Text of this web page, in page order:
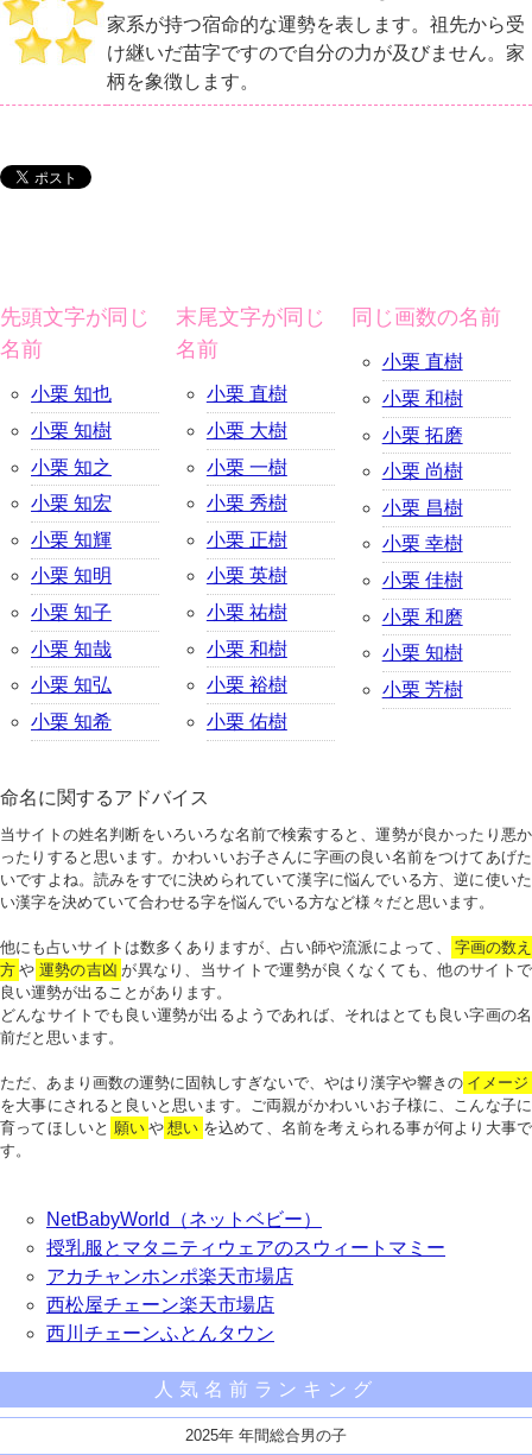
家系が持つ宿命的な運勢を表します。祖先から受
け継いだ苗字ですので自分の力が及びません。家
柄を象徴します。
先頭文字が同じ
名前
小栗 知也
小栗 知樹
小栗 知之
小栗 知宏
小栗 知輝
小栗 知明
小栗 知子
小栗 知哉
小栗 知弘
小栗 知希
末尾文字が同じ
名前
小栗 直樹
小栗 大樹
小栗 一樹
小栗 秀樹
小栗 正樹
小栗 英樹
小栗 祐樹
小栗 和樹
小栗 裕樹
小栗 佑樹
同じ画数の名前
小栗 直樹
小栗 和樹
小栗 拓磨
小栗 尚樹
小栗 昌樹
小栗 幸樹
小栗 佳樹
小栗 和磨
小栗 知樹
小栗 芳樹
命名に関するアドバイス
当サイトの姓名判断をいろいろな名前で検索すると、運勢が良かったり悪か
ったりすると思います。かわいいお子さんに字画の良い名前をつけてあげた
いですよね。読みをすでに決められていて漢字に悩んでいる方、逆に使いた
い漢字を決めていて合わせる字を悩んでいる方など様々だと思います。
他にも占いサイトは数多くありますが、占い師や流派によって、
字画の数え
方 や 運勢の吉凶 が異なり、当サイトで運勢が良くなくても、他のサイトで
良い運勢が出ることがあります。
どんなサイトでも良い運勢が出るようであれば、それはとても良い字画の名
前だと思います。
ただ、あまり画数の運勢に固執しすぎないで、やはり漢字や響きの イメージ
を大事にされると良いと思います。ご両親がかわいいお子様に、こんな子に
育ってほしいと 願い や 想い を込めて、名前を考えられる事が何より大事で
す。
NetBabyWorld（ネットベビー）
授乳服とマタニティウェアのスウィートマミー
アカチャンホンポ楽天市場店
西松屋チェーン楽天市場店
西川チェーンふとんタウン
人気名前ランキング
2025年 年間総合男の子